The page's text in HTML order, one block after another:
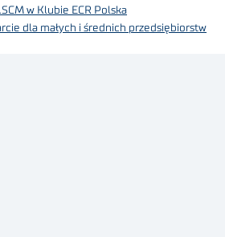
w Klubie ECR Polska
dla małych i średnich przedsiębiorstw